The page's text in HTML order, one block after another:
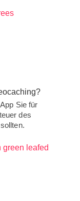
Sie für
des